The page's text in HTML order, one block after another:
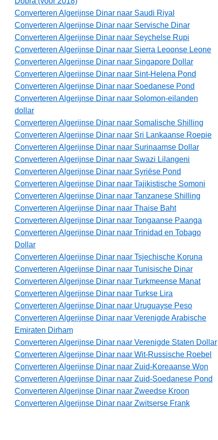
Converteren Algerijnse Dinar naar Saudi Riyal
Converteren Algerijnse Dinar naar Servische Dinar
Converteren Algerijnse Dinar naar Seychelse Rupi
Converteren Algerijnse Dinar naar Sierra Leoonse Leone
Converteren Algerijnse Dinar naar Singapore Dollar
Converteren Algerijnse Dinar naar Sint-Helena Pond
Converteren Algerijnse Dinar naar Soedanese Pond
Converteren Algerijnse Dinar naar Solomon-eilanden
dollar
Converteren Algerijnse Dinar naar Somalische Shilling
Converteren Algerijnse Dinar naar Sri Lankaanse Roepie
Converteren Algerijnse Dinar naar Surinaamse Dollar
Converteren Algerijnse Dinar naar Swazi Lilangeni
Converteren Algerijnse Dinar naar Syriëse Pond
Converteren Algerijnse Dinar naar Tajikistische Somoni
Converteren Algerijnse Dinar naar Tanzanese Shilling
Converteren Algerijnse Dinar naar Thaise Baht
Converteren Algerijnse Dinar naar Tongaanse Paanga
Converteren Algerijnse Dinar naar Trinidad en Tobago
Dollar
Converteren Algerijnse Dinar naar Tsjechische Koruna
Converteren Algerijnse Dinar naar Tunisische Dinar
Converteren Algerijnse Dinar naar Turkmeense Manat
Converteren Algerijnse Dinar naar Turkse Lira
Converteren Algerijnse Dinar naar Uruguayse Peso
Converteren Algerijnse Dinar naar Verenigde Arabische
Emiraten Dirham
Converteren Algerijnse Dinar naar Verenigde Staten Dollar
Converteren Algerijnse Dinar naar Wit-Russische Roebel
Converteren Algerijnse Dinar naar Zuid-Koreaanse Won
Converteren Algerijnse Dinar naar Zuid-Soedanese Pond
Converteren Algerijnse Dinar naar Zweedse Kroon
Converteren Algerijnse Dinar naar Zwitserse Frank